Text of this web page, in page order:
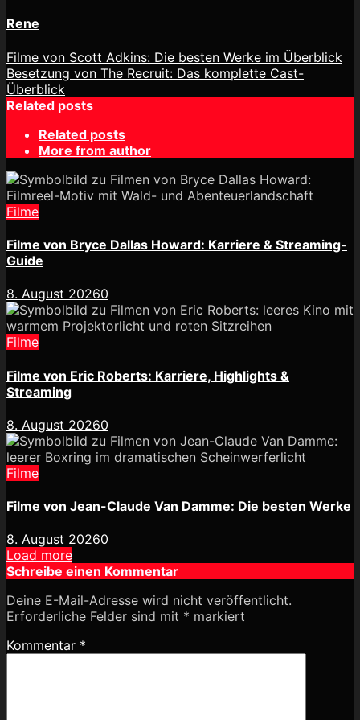
Rene
Filme von Scott Adkins: Die besten Werke im Überblick
Besetzung von The Recruit: Das komplette Cast-
Überblick
Related posts
Related posts
More from author
Filme
Filme von Bryce Dallas Howard: Karriere & Streaming-
Guide
8. August 20260
Filme
Filme von Eric Roberts: Karriere, Highlights &
Streaming
8. August 20260
Filme
Filme von Jean-Claude Van Damme: Die besten Werke
8. August 20260
Load more
Schreibe einen Kommentar
Deine E-Mail-Adresse wird nicht veröffentlicht.
Erforderliche Felder sind mit * markiert
Kommentar *